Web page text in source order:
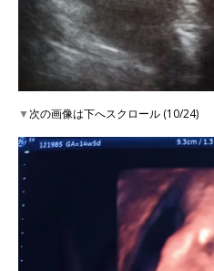
▼次の画像は下へスクロール (10/24)